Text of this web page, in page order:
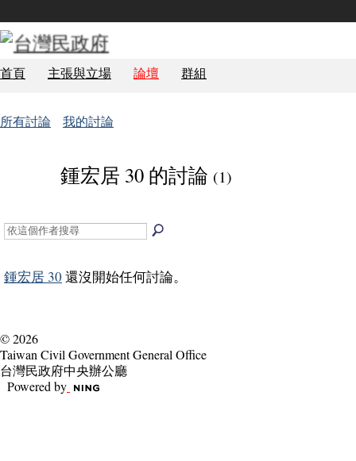
首頁 主張與立場 論壇 群組
所有討論 我的討論
鍾宏居 30 的討論 (1)
鍾宏居 30還沒開始任何討論。
© 2026
Taiwan Civil Government General Office
台灣民政府中央辦公廳
Powered by